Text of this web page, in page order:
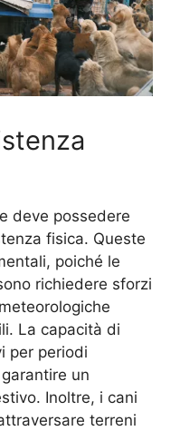
deve possedere
fisica. Queste
poiché le
richiedere sforzi
La capacità di
per periodi
un
Inoltre, i cani
terreni